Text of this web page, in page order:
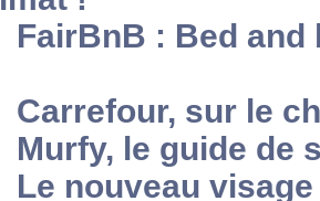
FairBnB : Bed
Carrefour, sur le
Murfy, le guide de
Le nouveau